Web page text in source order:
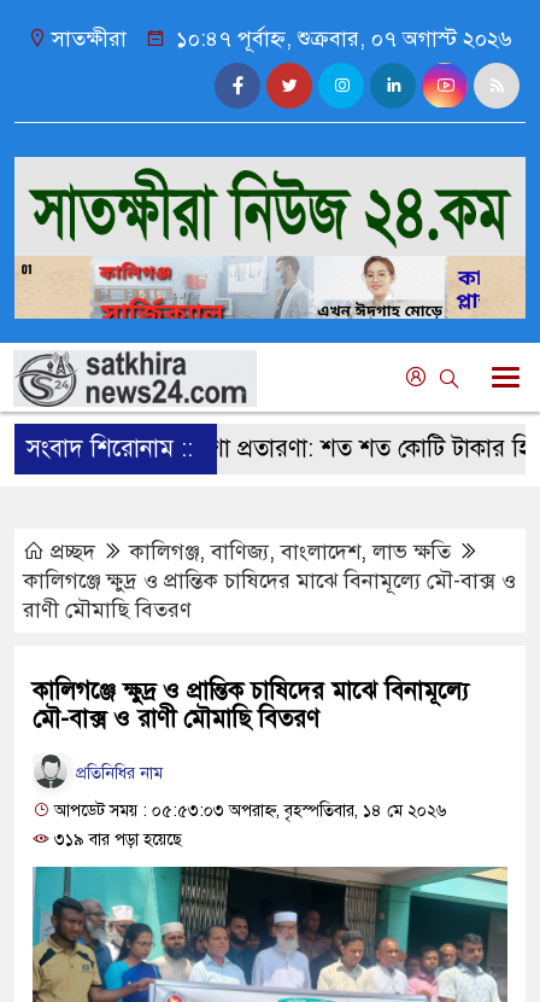
সাতক্ষীরা ১০:৪৭ পূর্বাহ্ন, শুক্রবার, ০৭ অগাস্ট ২০২৬
সংবাদ শিরোনাম ::
সর্বনাশা প্রতারণা: শত শত কোটি টাকার হিসেব
প্রচ্ছদ কালিগঞ্জ,বাণিজ্য,বাংলাদেশ,লাভ ক্ষতি
কালিগঞ্জে ক্ষুদ্র ও প্রান্তিক চাষিদের মাঝে বিনামূল্যে মৌ-বাক্স ও
রাণী মৌমাছি বিতরণ
কালিগঞ্জে ক্ষুদ্র ও প্রান্তিক চাষিদের মাঝে বিনামূল্যে
মৌ-বাক্স ও রাণী মৌমাছি বিতরণ
প্রতিনিধির নাম
আপডেট সময় : ০৫:৫৩:০৩ অপরাহ্ণ, বৃহস্পতিবার, ১৪ মে ২০২৬
৩১৯ বার পড়া হয়েছে